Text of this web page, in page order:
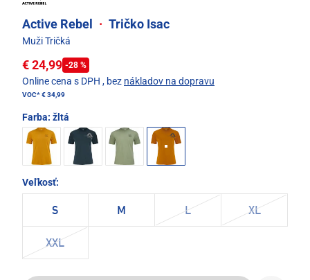
Active Rebel · Tričko Isac
Muži Tričká
€ 24,99 -28 %
Online cena s DPH , bez nákladov na dopravu
VOC*€ 34,99
Farba: žltá
Veľkosť:
S M L XL
XXL